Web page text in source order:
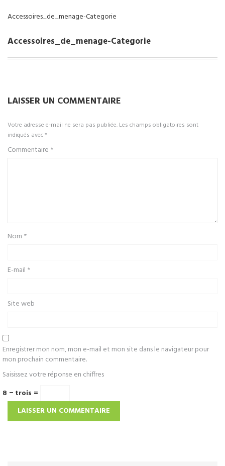
Accessoires_de_menage-Categorie
Accessoires_de_menage-Categorie
LAISSER UN COMMENTAIRE
Votre adresse e-mail ne sera pas publiée. Les champs obligatoires sont
indiqués avec*
Commentaire *
Nom *
E-mail *
Site web
Enregistrer mon nom, mon e-mail et mon site dans le navigateur pour
mon prochain commentaire.
Saisissez votre réponse en chiffres
8 − trois =